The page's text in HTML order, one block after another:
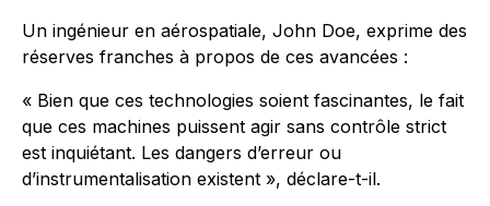
Un ingénieur en aérospatiale, John Doe, exprime des
réserves franches à propos de ces avancées :
« Bien que ces technologies soient fascinantes, le fait
que ces machines puissent agir sans contrôle strict
est inquiétant. Les dangers d’erreur ou
d’instrumentalisation existent », déclare-t-il.